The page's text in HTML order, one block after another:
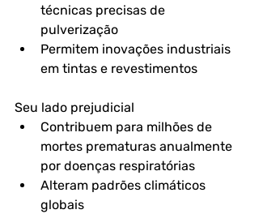
técnicas precisas de
pulverização
Permitem inovações industriais
em tintas e revestimentos
Seu lado prejudicial
Contribuem para milhões de
mortes prematuras anualmente
por doenças respiratórias
Alteram padrões climáticos
globais